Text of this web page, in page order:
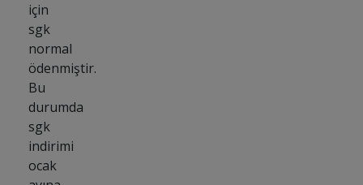
için
sgk
normal
ödenmiştir.
Bu
durumda
sgk
indirimi
ocak